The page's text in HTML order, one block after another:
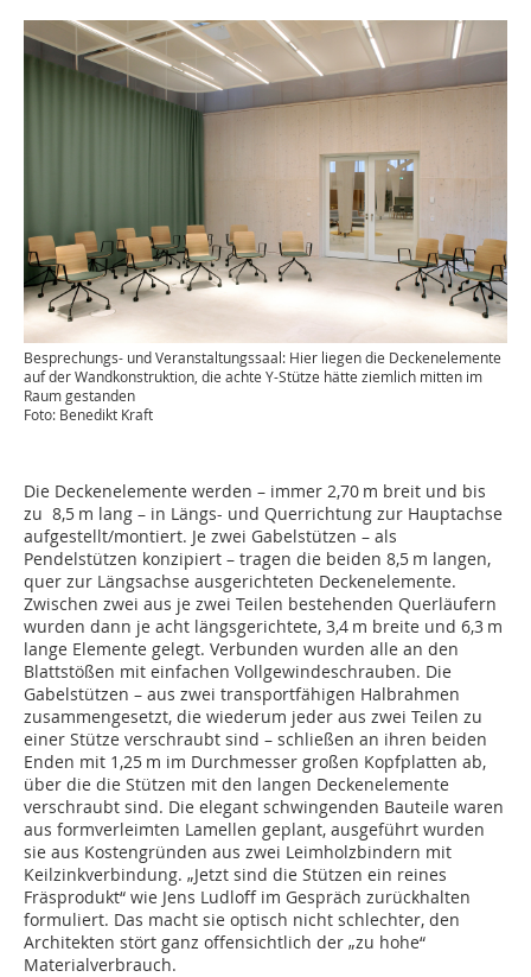
Besprechungs- und Veranstaltungssaal: Hier liegen die Deckenelemente
auf der Wandkonstruktion, die achte Y-Stütze hätte ziemlich mitten im
Raum gestanden
Foto: Benedikt Kraft
Die Deckenelemente werden – immer 2,70 m breit und bis
zu 8,5 m lang – in Längs- und Querrichtung zur Hauptachse
aufgestellt/montiert. Je zwei Gabelstützen – als
Pendelstützen konzipiert – tragen die beiden 8,5 m langen,
quer zur Längsachse ausgerichteten Deckenelemente.
Zwischen zwei aus je zwei Teilen bestehenden Querläufern
wurden dann je acht längsgerichtete, 3,4 m breite und 6,3 m
lange Elemente gelegt. Verbunden wurden alle an den
Blattstößen mit einfachen Vollgewindeschrauben. Die
Gabelstützen – aus zwei transportfähigen Halbrahmen
zusammengesetzt, die wiederum jeder aus zwei Teilen zu
einer Stütze verschraubt sind – schließen an ihren beiden
Enden mit 1,25 m im Durchmesser großen Kopfplatten ab,
über die die Stützen mit den langen Deckenelemente
verschraubt sind. Die elegant schwingenden Bauteile waren
aus formverleimten Lamellen geplant, ausgeführt wurden
sie aus Kostengründen aus zwei Leimholzbindern mit
Keilzinkverbindung. „Jetzt sind die Stützen ein reines
Fräsprodukt“ wie Jens Ludloff im Gespräch zurückhalten
formuliert. Das macht sie optisch nicht schlechter, den
Architekten stört ganz offensichtlich der „zu hohe“
Materialverbrauch.